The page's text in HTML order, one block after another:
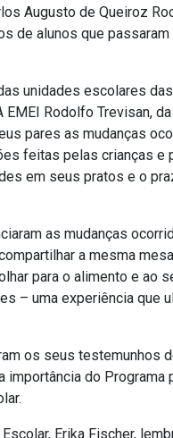
Augusto de Queiroz
de alunos que
unidades escolares
Rodolfo Trevisan,
pares as mudanças
feitas pelas crianças
em seus pratos e o
as mudanças
a mesma
para o alimento e ao
– uma experiência que
os seus testemunhos
do
Erika Fischer,